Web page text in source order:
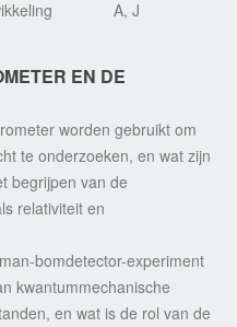
A, J
EN DE
worden gebruikt om
te onderzoeken, en wat zijn
begrijpen van de
relativiteit en
bomdetector-experiment
kwantummechanische
en wat is de rol van de